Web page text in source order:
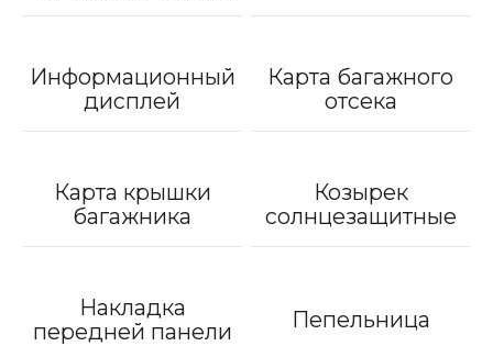
Информационный
дисплей
Карта багажного
отсека
Карта крышки
багажника
Козырек
солнцезащитные
Накладка
передней панели
Пепельница